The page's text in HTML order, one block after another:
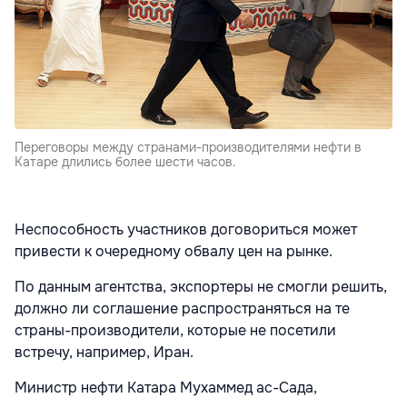
Переговоры между странами-производителями нефти в
Катаре длились более шести часов.
Неспособность участников договориться может
привести к очередному обвалу цен на рынке.
По данным агентства, экспортеры не смогли решить,
должно ли соглашение распространяться на те
страны-производители, которые не посетили
встречу, например, Иран.
Министр нефти Катара Мухаммед ас-Сада,